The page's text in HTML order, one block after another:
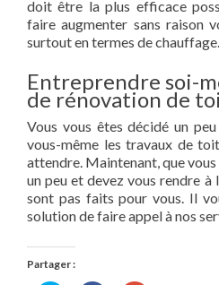
doit être la plus efficace
faire augmenter sans raison
surtout en termes de chauffage.
Entreprendre soi-
de rénovation de
Vous vous êtes décidé un
vous-même les travaux de
attendre. Maintenant, que
un peu et devez vous rendre à
sont pas faits pour vous. Il
solution de faire appel à nos
Partager :